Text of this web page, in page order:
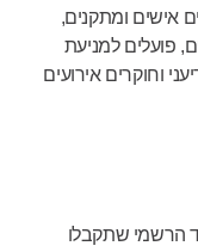
אישים ומתקנים,
פועלים למניעת
וחוקרים אירועים
הרשמי שתקבלו